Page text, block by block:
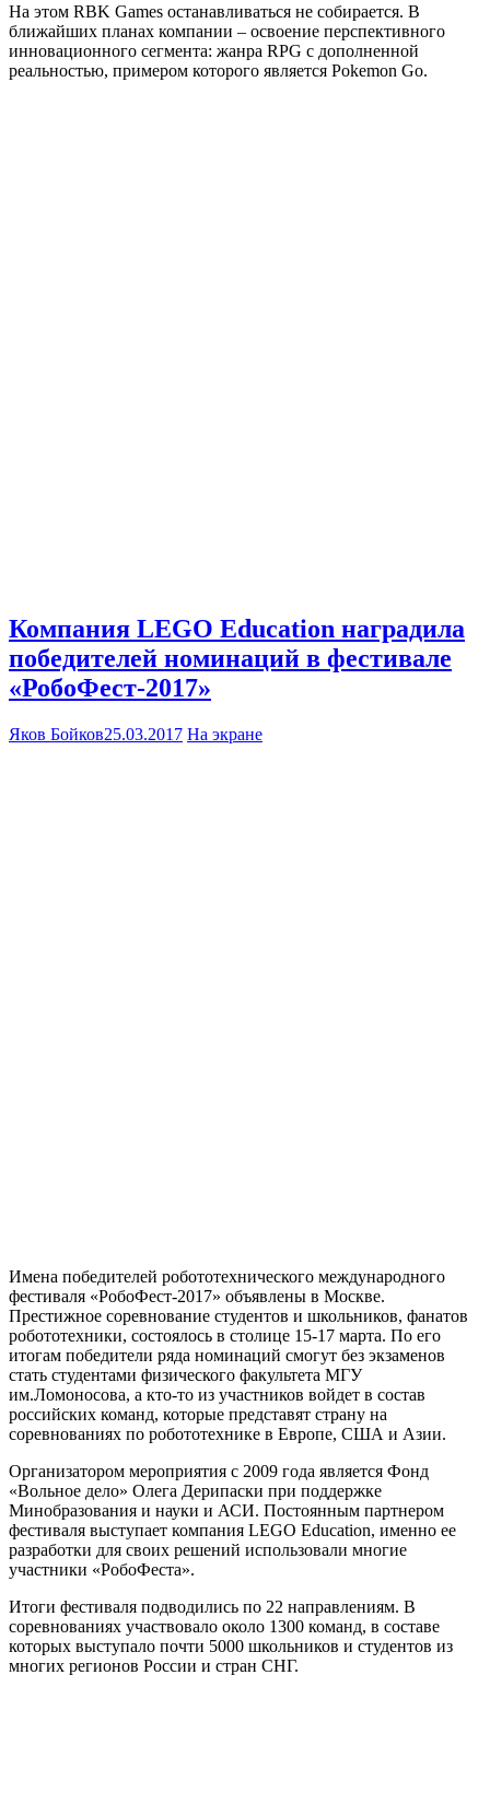
На этом RBK Games останавливаться не собирается. В
ближайших планах компании – освоение перспективного
инновационного сегмента: жанра RPG с дополненной
реальностью, примером которого является Pokemon Go.
Компания LEGO Education наградила
победителей номинаций в фестивале
«РобоФест-2017»
Яков Бойков25.03.2017 На экране
Имена победителей робототехнического международного
фестиваля «РобоФест-2017» объявлены в Москве.
Престижное соревнование студентов и школьников, фанатов
робототехники, состоялось в столице 15-17 марта. По его
итогам победители ряда номинаций смогут без экзаменов
стать студентами физического факультета МГУ
им.Ломоносова, а кто-то из участников войдет в состав
российских команд, которые представят страну на
соревнованиях по робототехнике в Европе, США и Азии.
Организатором мероприятия с 2009 года является Фонд
«Вольное дело» Олега Дерипаски при поддержке
Минобразования и науки и АСИ. Постоянным партнером
фестиваля выступает компания LEGO Education, именно ее
разработки для своих решений использовали многие
участники «РобоФеста».
Итоги фестиваля подводились по 22 направлениям. В
соревнованиях участвовало около 1300 команд, в составе
которых выступало почти 5000 школьников и студентов из
многих регионов России и стран СНГ.